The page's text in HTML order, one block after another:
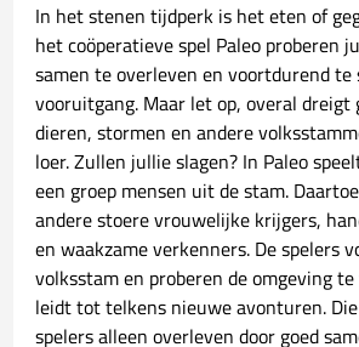
In het stenen tijdperk is het eten of
het coöperatieve spel Paleo proberen
samen te overleven en voortdurend
vooruitgang. Maar let op, overal dreigt
dieren, stormen en andere
loer. Zullen jullie slagen? In Paleo
een groep mensen uit de stam.
andere stoere vrouwelijke krijgers,
en waakzame verkenners. De spelers
volksstam en proberen de omgeving
leidt tot telkens nieuwe avonturen.
spelers alleen overleven door goed